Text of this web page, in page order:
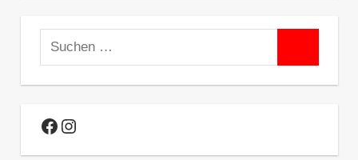
Suchen
nach:
Facebook
Instagram